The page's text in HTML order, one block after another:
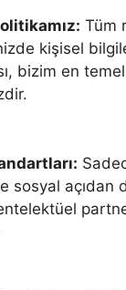
Tüm
kişisel
bizim en
sosyal açıdan